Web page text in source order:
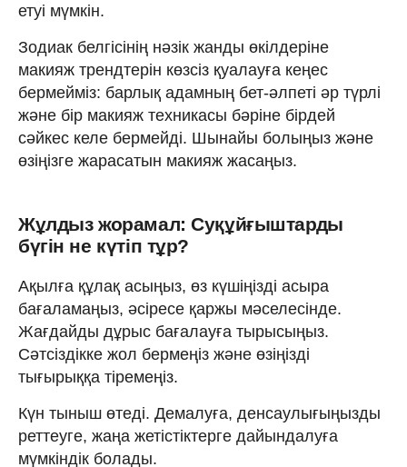
етуі мүмкін.
Зодиак белгісінің нәзік жанды өкілдеріне
макияж трендтерін көзсіз қуалауға кеңес
бермейміз: барлық адамның бет-әлпеті әр түрлі
және бір макияж техникасы бәріне бірдей
сәйкес келе бермейді. Шынайы болыңыз және
өзіңізге жарасатын макияж жасаңыз.
Жұлдыз жорамал: Суқұйғыштарды
бүгін не күтіп тұр?
Ақылға құлақ асыңыз, өз күшіңізді асыра
бағаламаңыз, әсіресе қаржы мәселесінде.
Жағдайды дұрыс бағалауға тырысыңыз.
Сәтсіздікке жол бермеңіз және өзіңізді
тығырыққа тіремеңіз.
Күн тыныш өтеді. Демалуға, денсаулығыңызды
реттеуге, жаңа жетістіктерге дайындалуға
мүмкіндік болады.